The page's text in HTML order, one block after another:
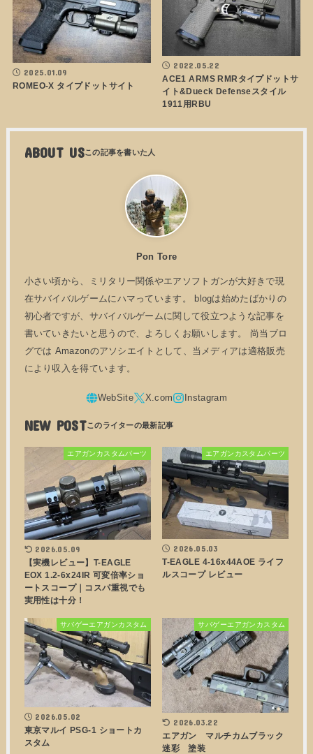
2025.01.09
ROMEO-X タイプドットサイト
2022.05.22
ACE1 ARMS RMRタイプドットサ
イト&Dueck Defenseスタイル
1911用RBU
ABOUT US
Pon Tore
小さい頃から、ミリタリー関係やエアソフトガンが大好きで現
在サバイバルゲームにハマっています。 blogは始めたばかりの
初心者ですが、サバイバルゲームに関して役立つような記事を
書いていきたいと思うので、よろしくお願いします。 尚当ブロ
グでは Amazonのアソシエイトとして、当メディアは適格販売
により収入を得ています。
NEW POST
エアガンカスタムパーツ
2026.05.09
【実機レビュー】T-EAGLE
EOX 1.2-6x24IR 可変倍率ショ
ートスコープ｜コスパ重視でも
実用性は十分！
エアガンカスタムパーツ
2026.05.03
T-EAGLE 4-16x44AOE ライフ
ルスコープ レビュー
サバゲーエアガンカスタム
2026.05.02
東京マルイ PSG-1 ショートカ
スタム
サバゲーエアガンカスタム
2026.03.22
エアガン マルチカムブラック
迷彩 塗装